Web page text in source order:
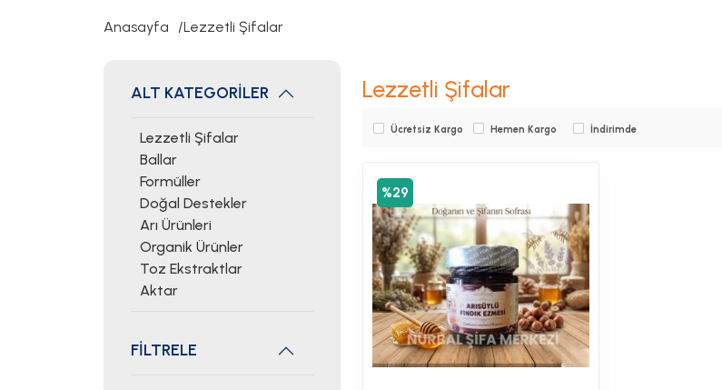
Anasayfa Lezzetli Şifalar
ALT KATEGORİLER
Lezzetli Şifalar
Ballar
Formüller
Doğal Destekler
Arı Ürünleri
Organik Ürünler
Toz Ekstraktlar
Aktar
FİLTRELE
Lezzetli Şifalar
Ücretsiz Kargo Hemen Kargo İndirimde
%29